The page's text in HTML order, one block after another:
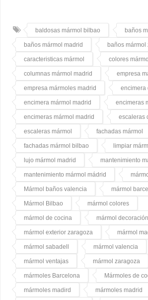
baldosas mármol bilbao baños
baños mármol madrid baños mármol
caracteristicas mármol colores mármol
columnas mármol madrid empresa
empresa mármoles madrid encimera
encimera mármol madrid encimeras
encimeras mármol madrid escaleras
escaleras mármol fachadas mármol
fachadas mármol bilbao limpiar
lujo mármol madrid mantenimiento
mantenimiento mármol mádrid
Mármol baños valencia mármol
Mármol Bilbao mármol colores
mármol de cocina mármol decoración
mármol exterior zaragoza mármol
mármol sabadell mármol valencia
mármol ventajas mármol zaragoza
mármoles Barcelona Mármoles de
mármoles madird mármoles madrid